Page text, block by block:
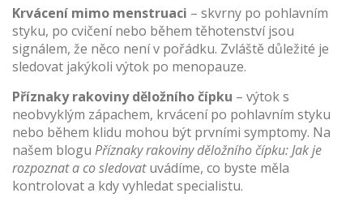
Krvácení mimo menstruaci – skvrny po pohlavním
styku, po cvičení nebo během těhotenství jsou
signálem, že něco není v pořádku. Zvláště důležité je
sledovat jakýkoli výtok po menopauze.
Příznaky rakoviny děložního čípku – výtok s
neobvyklým zápachem, krvácení po pohlavním styku
nebo během klidu mohou být prvními symptomy. Na
našem blogu Příznaky rakoviny děložního čípku: Jak je
rozpoznat a co sledovatuvádíme, co byste měla
kontrolovat a kdy vyhledat specialistu.